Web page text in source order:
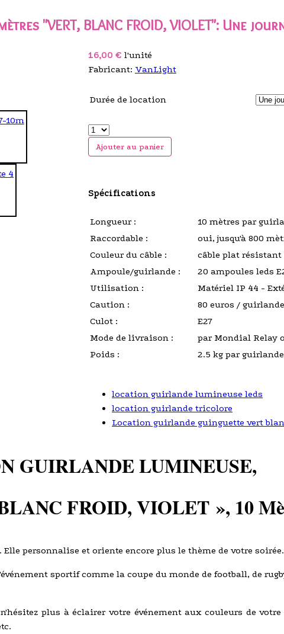
"VERT, BLANC FROID, VIOLET": Une
16,00 € l'unité
Fabricant: VanLight
Durée de location
Ajouter au panier
Spécifications
Longueur :
10 mètres par
Raccordable :
oui, jusqu'à 800
Couleur du câble :
câble plat
Ampoule/guirlande :
20 ampoules leds
Utilisation :
Matériel IP 44 -
Caution :
80 euros / guirlande
Culot :
E27
Mode de livraison :
par Mondial Relay
Poids :
2.5 kg par guirlande
location guirlande lumineuse leds
location guirlande tricolore
Location guirlande guinguette vert
GUIRLANDE LUMINEUSE,
FROID, VIOLET », 10
personnalise et oriente encore plus le thème de votre soirée.
sportif comme la coupe du monde de football, de
plus à éclairer votre événement aux couleurs de